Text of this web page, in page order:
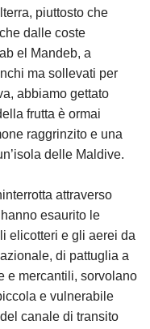
piuttosto che
dalle coste
el Mandeb, a
ma sollevati per
abbiamo gettato
frutta è ormai
raggrinzito e una
delle Maldive.
attraverso
esaurito le
elicotteri e gli aerei da
di pattuglia a
e mercantili, sorvolano
e vulnerabile
canale di transito